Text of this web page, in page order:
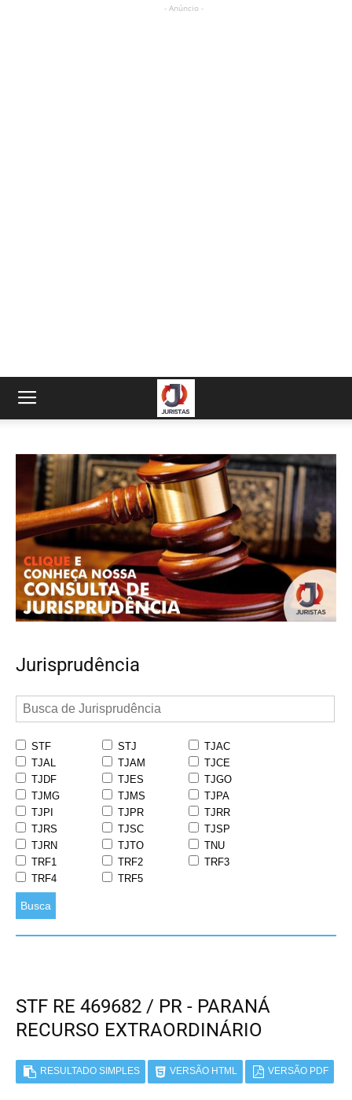
- Anúncio -
Jurisprudência
STF STJ
TJAC
TJAL
TJAM
TJCE
TJDF
TJES
TJGO
TJMG
TJMS
TJPA
TJPI
TJPR
TJRR
TJRS
TJSC
TJSP
TJRN
TJTO
TNU
TRF1
TRF2
TRF3
TRF4
TRF5
Busca
STF RE 469682 / PR - PARANÁ
RECURSO EXTRAORDINÁRIO
RESULTADO SIMPLES VERSÃO HTML VERSÃO PDF